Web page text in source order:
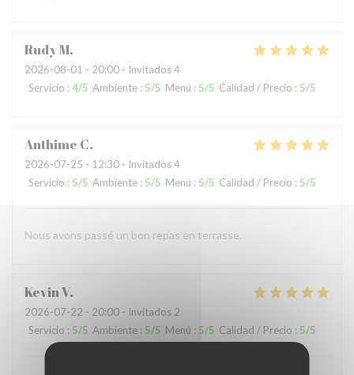
RudyM
2026-08-01 - 20:00 - Invitados 4
Servicio : 4/5 Ambiente : 5/5 Menú : 5/5 Calidad / Precio : 5/5
Anthime C
2026-07-25 - 12:30 - Invitados 4
Servicio : 5/5 Ambiente : 5/5 Menú : 5/5 Calidad / Precio : 5/5
Nous avons passé un bon repas en terrasse.
KevinV
2026-07-22 - 20:00 - Invitados 2
Servicio : 5/5 Ambiente : 5/5 Menú : 5/5 Calidad / Precio : 5/5